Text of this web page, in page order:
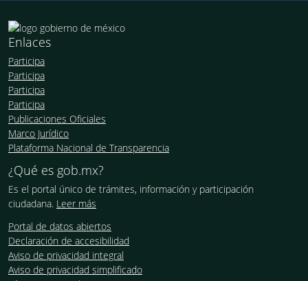
Enlaces
Participa
Participa
Participa
Participa
Publicaciones Oficiales
Marco Jurídico
Plataforma Nacional de Transparencia
¿Qué es gob.mx?
Es el portal único de trámites, información y participación
ciudadana. Leer más
Portal de datos abiertos
Declaración de accesibilidad
Aviso de privacidad integral
Aviso de privacidad simplificado